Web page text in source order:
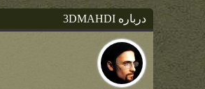
درباره 3DMAHDI